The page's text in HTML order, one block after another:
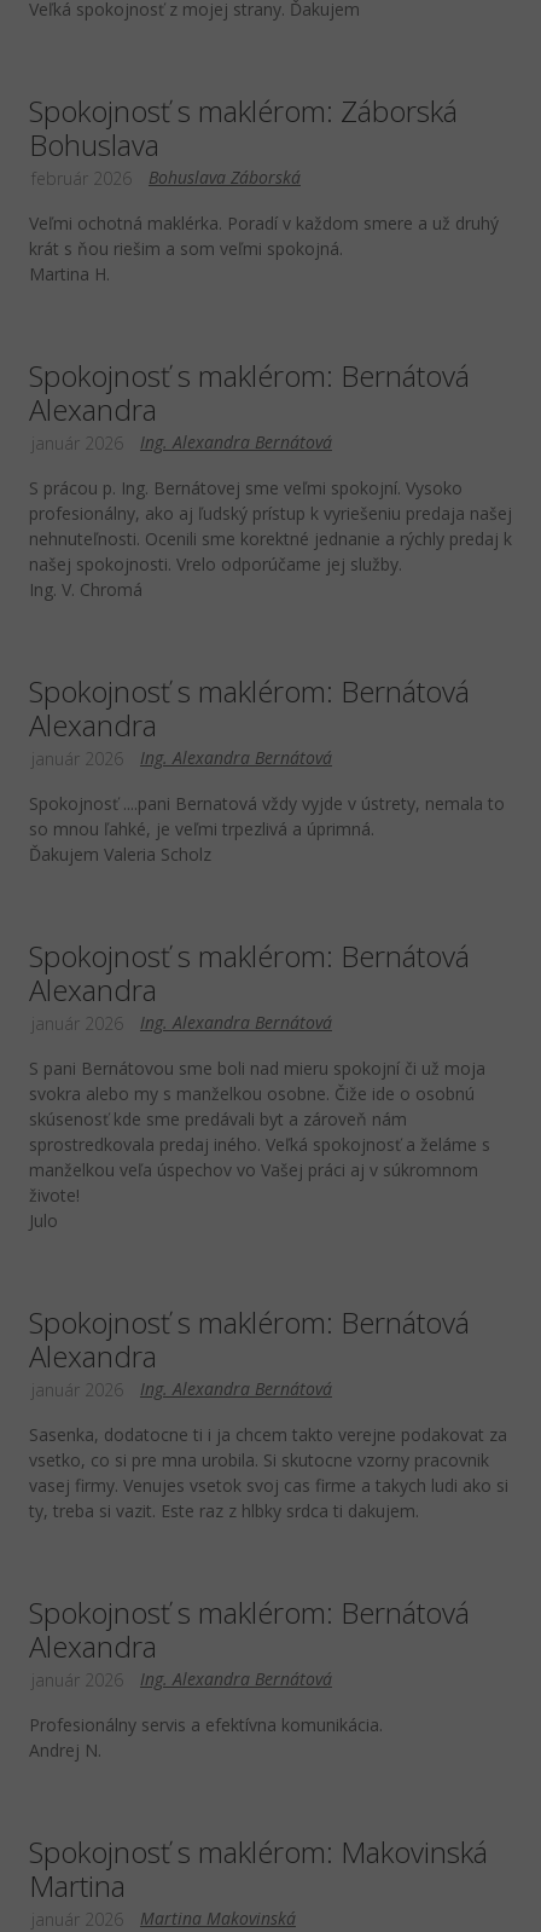
Veľká spokojnosť z mojej strany. Ďakujem
Spokojnosť s maklérom: Záborská
Bohuslava
Bohuslava Záborská
február 2026
Veľmi ochotná maklérka. Poradí v každom smere a už druhý
krát s ňou riešim a som veľmi spokojná.
Martina H.
Spokojnosť s maklérom: Bernátová
Alexandra
Ing. Alexandra Bernátová
január 2026
S prácou p. Ing. Bernátovej sme veľmi spokojní. Vysoko
profesionálny, ako aj ľudský prístup k vyriešeniu predaja našej
nehnuteľnosti. Ocenili sme korektné jednanie a rýchly predaj k
našej spokojnosti. Vrelo odporúčame jej služby.
Ing. V. Chromá
Spokojnosť s maklérom: Bernátová
Alexandra
Ing. Alexandra Bernátová
január 2026
Spokojnosť ....pani Bernatová vždy vyjde v ústrety, nemala to
so mnou ľahké, je veľmi trpezlivá a úprimná.
Ďakujem Valeria Scholz
Spokojnosť s maklérom: Bernátová
Alexandra
Ing. Alexandra Bernátová
január 2026
S pani Bernátovou sme boli nad mieru spokojní či už moja
svokra alebo my s manželkou osobne. Čiže ide o osobnú
skúsenosť kde sme predávali byt a zároveň nám
sprostredkovala predaj iného. Veľká spokojnosť a želáme s
manželkou veľa úspechov vo Vašej práci aj v súkromnom
živote!
Julo
Spokojnosť s maklérom: Bernátová
Alexandra
Ing. Alexandra Bernátová
január 2026
Sasenka, dodatocne ti i ja chcem takto verejne podakovat za
vsetko, co si pre mna urobila. Si skutocne vzorny pracovnik
vasej firmy. Venujes vsetok svoj cas firme a takych ludi ako si
ty, treba si vazit. Este raz z hlbky srdca ti dakujem.
Spokojnosť s maklérom: Bernátová
Alexandra
Ing. Alexandra Bernátová
január 2026
Profesionálny servis a efektívna komunikácia.
Andrej N.
Spokojnosť s maklérom: Makovinská
Martina
Martina Makovinská
január 2026